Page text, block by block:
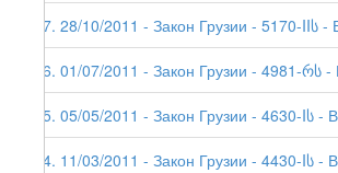
97. 28/10/2011 - Закон Грузии - 5170-IIს
96. 01/07/2011 - Закон Грузии - 4981-რს
95. 05/05/2011 - Закон Грузии - 4630-Iს
94. 11/03/2011 - Закон Грузии - 4430-Iს